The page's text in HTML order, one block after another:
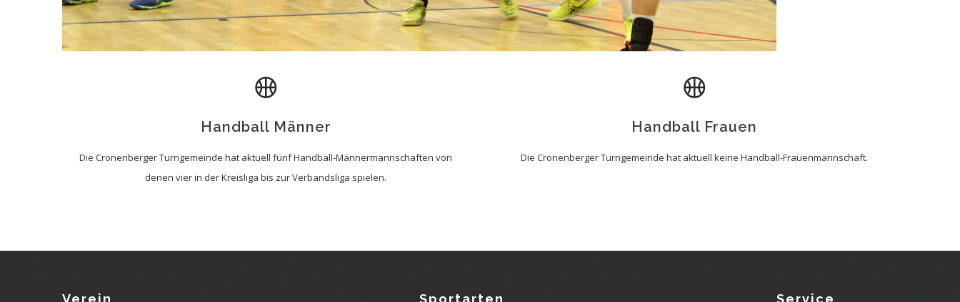
Handball Männer
Die Cronenberger Turngemeinde hat aktuell fünf Handball-Männermannschaften von
denen vier in der Kreisliga bis zur Verbandsliga spielen.
Handball Frauen
Die Cronenberger Turngemeinde hat aktuell keine Handball-Frauenmannschaft.
Verein Sportarten Service